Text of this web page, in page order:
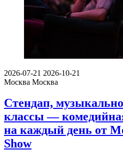
2026-07-21 2026-10-21
Москва Москва
Стендап,
классы —
на каждый день от
Show